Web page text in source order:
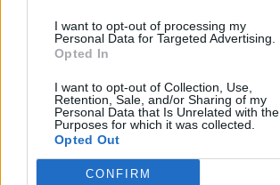
I want to opt-out of processing my
Personal Data for Targeted Advertising.
Opted In
I want to opt-out of Collection, Use,
Retention, Sale, and/or Sharing of my
Personal Data that Is Unrelated with the
Purposes for which it was collected.
Opted Out
CONFIRM